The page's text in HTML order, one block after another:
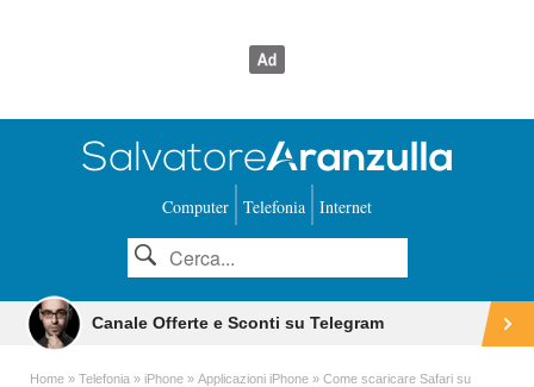
Computer Telefonia Internet
Canale Offerte e Sconti su Telegram
Home Telefonia iPhone Applicazioni iPhone
Come scaricare Safari su